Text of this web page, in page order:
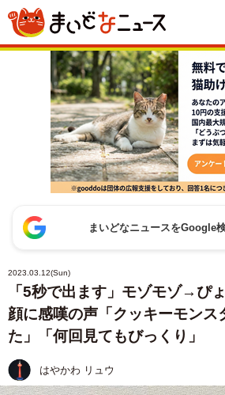
まいどなニュースをGoogle
2023.03.12(Sun)
「5秒で出ます」モゾモゾ→ぴ
顔に感嘆の声「クッキーモンス
た」「何回見てもびっくり」
はやかわ リュウ